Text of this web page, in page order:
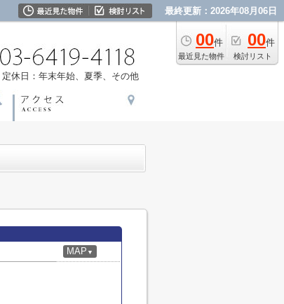
最終更新：2026年08月06日
00件
最近見た物件
00件
検討リスト
定休日：年末年始、夏季、その他
MAP ▼